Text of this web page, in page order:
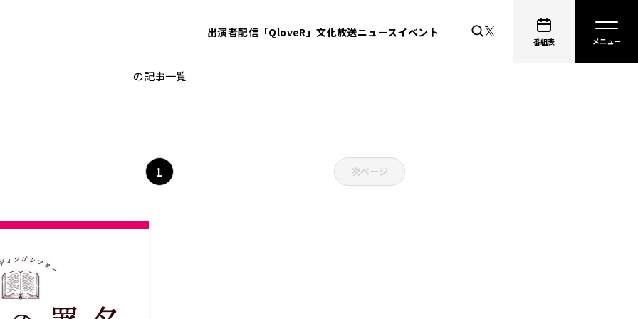
出演者配信「QloveR」文化放送ニュースイベント
番組表
アーサー・コナン・ドイル
の記事一覧
1 次ページ